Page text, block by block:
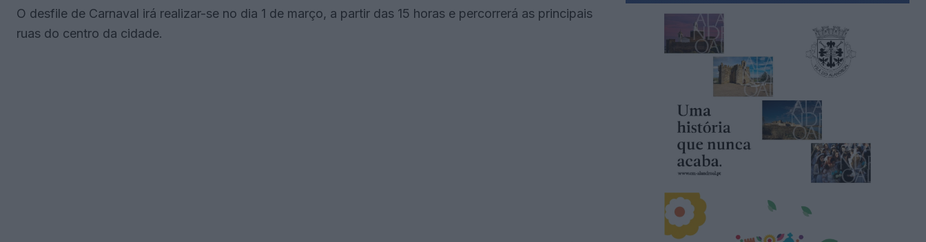
O desfile de Carnaval irá realizar-se no dia 1 de março, a partir das 15 horas e percorrerá as principais
ruas do centro da cidade.